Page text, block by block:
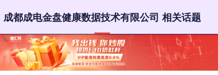
成都成电金盘健康数据技术有限公司 相关话题